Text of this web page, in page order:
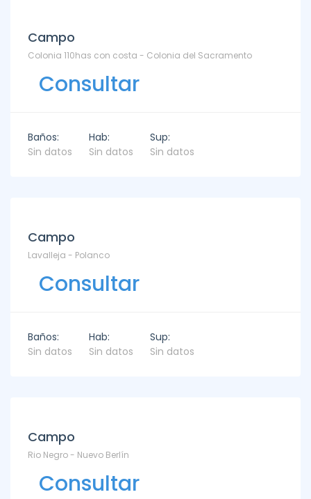
Campo
Colonia 110has con costa - Colonia del Sacramento
Consultar
Baños:
Sin datos
Hab:
Sin datos
Sup:
Sin datos
Campo
Lavalleja - Polanco
Consultar
Baños:
Sin datos
Hab:
Sin datos
Sup:
Sin datos
Campo
Rio Negro - Nuevo Berlín
Consultar